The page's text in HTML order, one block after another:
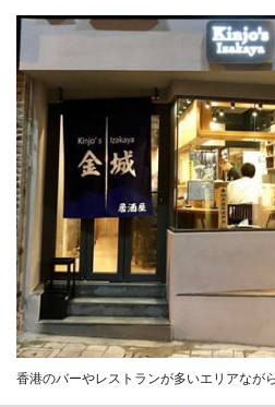
香港のバーやレストランが多いエリアなが